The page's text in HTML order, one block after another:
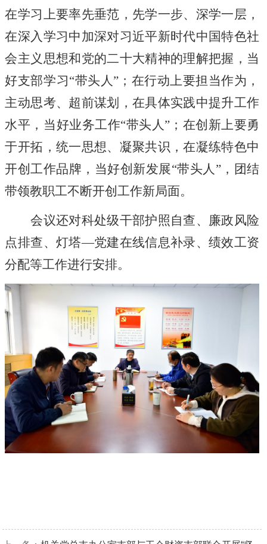
在学习上要率先垂范，先学一步、深学一层，
在深入学习中加深对习近平新时代中国特色社
会主义思想和党的二十大精神的理解把握，当
好支部学习“带头人”；在行动上要担当作为，
主动思考、超前谋划，在具体实践中提升工作
水平，当好业务工作“带头人”；在创新上要勇
于开拓，统一思想、凝聚共识，在凝练特色中
开创工作品牌，当好创新发展“带头人”，团结
带领教职工不断开创工作新局面。
会议还对科处级干部护照自查、廉政风险
点排查、灯塔—党建在线信息补录、绩效工资
分配等工作进行安排。